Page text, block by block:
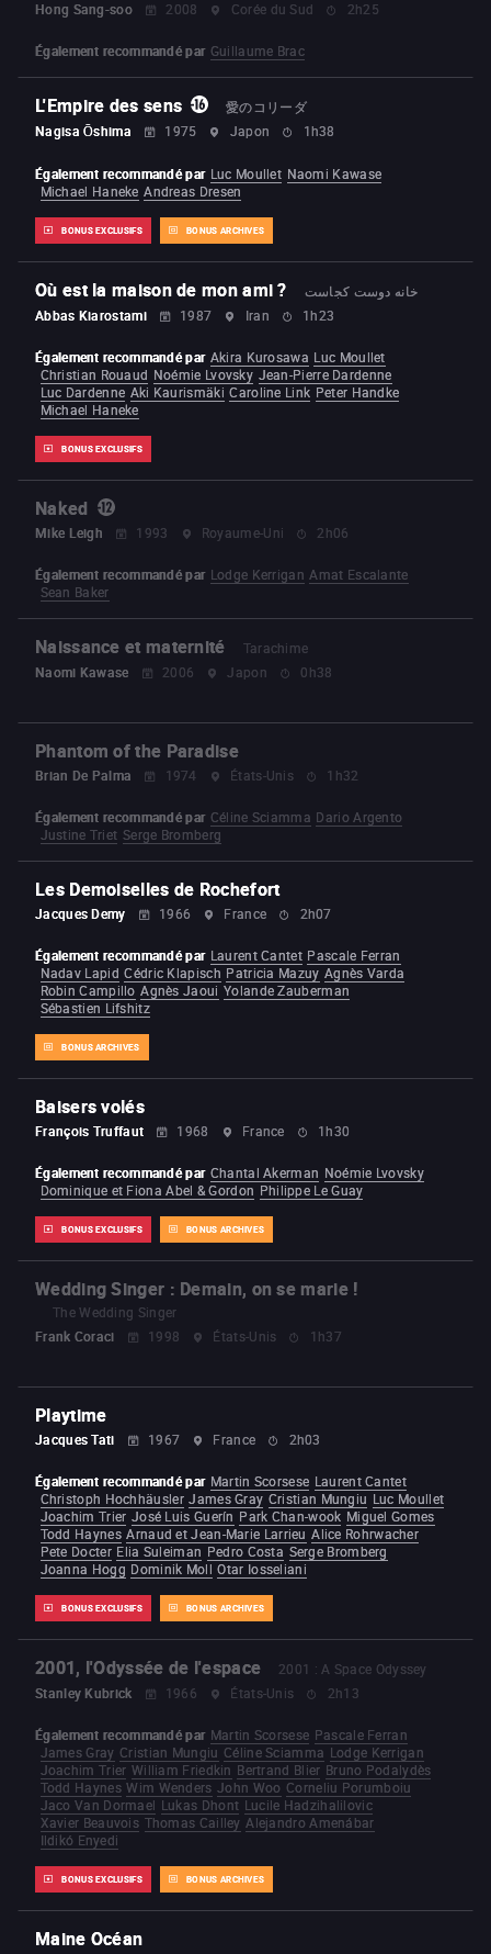
Hong Sang-soo
2008 Corée du Sud 2h25
Également recommandé par Guillaume Brac
L'Empire des sens
愛のコリーダ
Nagisa Ōshima
1975 Japon 1h38
BONUS EXCLUSIFS BONUS ARCHIVES
Également recommandé par Luc Moullet Naomi Kawase
Michael Haneke Andreas Dresen
Où est la maison de mon ami ?
خانه دوست کجاست
Abbas Kiarostami
1987 Iran 1h23
BONUS EXCLUSIFS
Également recommandé par Akira Kurosawa Luc Moullet
Christian Rouaud Noémie Lvovsky Jean-Pierre Dardenne
Luc Dardenne Aki Kaurismäki Caroline Link Peter Handke
Michael Haneke
Naked
Mike Leigh 1993 Royaume-Uni 2h06
Également recommandé par Lodge Kerrigan Amat Escalante
Sean Baker
Naissance et maternité
Tarachime
Naomi Kawase
2006 Japon 0h38
Phantom of the Paradise
Brian De Palma 1974 États-Unis 1h32
Également recommandé par Céline Sciamma Dario Argento
Justine Triet Serge Bromberg
Les Demoiselles de Rochefort
Jacques Demy 1966 France 2h07
BONUS ARCHIVES
Également recommandé par Laurent Cantet Pascale Ferran
Nadav Lapid Cédric Klapisch Patricia Mazuy Agnès Varda
Robin Campillo Agnès Jaoui Yolande Zauberman
Sébastien Lifshitz
Baisers volés
François Truffaut 1968 France 1h30
BONUS EXCLUSIFS BONUS ARCHIVES
Également recommandé par Chantal Akerman Noémie Lvovsky
Dominique et Fiona Abel & Gordon Philippe Le Guay
Wedding Singer : Demain, on se marie !
The Wedding Singer
Frank Coraci
1998 États-Unis 1h37
Playtime
Jacques Tati 1967 France 2h03
BONUS EXCLUSIFS BONUS ARCHIVES
Également recommandé par Martin Scorsese Laurent Cantet
Christoph Hochhäusler James Gray Cristian Mungiu Luc Moullet
Joachim Trier José Luis Guerín Park Chan-wook Miguel Gomes
Todd Haynes Arnaud et Jean-Marie Larrieu Alice Rohrwacher
Pete Docter Elia Suleiman Pedro Costa Serge Bromberg
Joanna Hogg Dominik Moll Otar Iosseliani
2001, l'Odyssée de l'espace
2001 : A Space Odyssey
Stanley Kubrick
1966 États-Unis 2h13
BONUS EXCLUSIFS BONUS ARCHIVES
Également recommandé par Martin Scorsese Pascale Ferran
James Gray Cristian Mungiu Céline Sciamma Lodge Kerrigan
Joachim Trier William Friedkin Bertrand Blier Bruno Podalydès
Todd Haynes Wim Wenders John Woo Corneliu Porumboiu
Jaco Van Dormael Lukas Dhont Lucile Hadzihalilovic
Xavier Beauvois Thomas Cailley Alejandro Amenábar
Ildikó Enyedi
Maine Océan